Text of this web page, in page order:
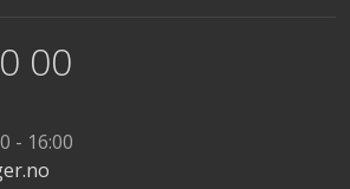
00
- 16:00